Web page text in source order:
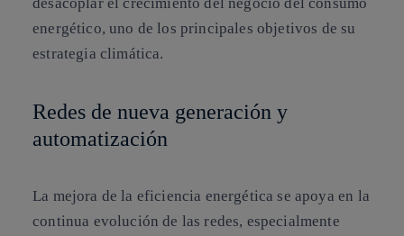
energético, uno de los principales objetivos de su
estrategia climática.
Redes de nueva generación y
automatización
La mejora de la eficiencia energética se apoya en la
continua evolución de las redes, especialmente